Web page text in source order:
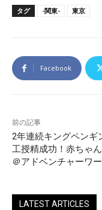
タグ -関東- 東京
Facebook
前の記事
2年連続キングペンギ
工授精成功！赤ちゃ
＠アドベンチャーワ
LATEST ARTICLES